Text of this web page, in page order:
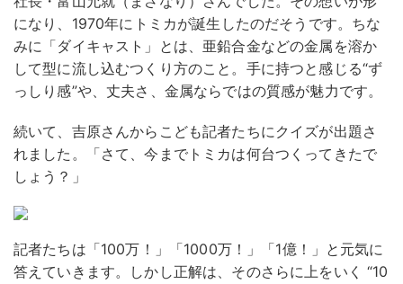
になり、1970年にトミカが誕生したのだそうです。ちな
みに「ダイキャスト」とは、亜鉛合金などの金属を溶か
して型に流し込むつくり方のこと。手に持つと感じる“ず
っしり感”や、丈夫さ、金属ならではの質感が魅力です。
続いて、吉原さんからこども記者たちにクイズが出題さ
れました。「さて、今までトミカは何台つくってきたで
しょう？」
記者たちは「100万！」「1000万！」「1億！」と元気に
答えていきます。しかし正解は、そのさらに上をいく “10